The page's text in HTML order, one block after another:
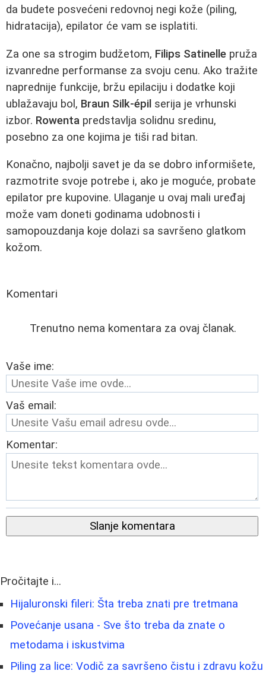
da budete posvećeni redovnoj negi kože (piling,
hidratacija), epilator će vam se isplatiti.
Za one sa strogim budžetom, Filips Satinelle pruža
izvanredne performanse za svoju cenu. Ako tražite
naprednije funkcije, bržu epilaciju i dodatke koji
ublažavaju bol, Braun Silk-épil serija je vrhunski
izbor. Rowenta predstavlja solidnu sredinu,
posebno za one kojima je tiši rad bitan.
Konačno, najbolji savet je da se dobro informišete,
razmotrite svoje potrebe i, ako je moguće, probate
epilator pre kupovine. Ulaganje u ovaj mali uređaj
može vam doneti godinama udobnosti i
samopouzdanja koje dolazi sa savršeno glatkom
kožom.
Komentari
Trenutno nema komentara za ovaj članak.
Vaše ime:
Vaš email:
Komentar:
Slanje komentara
Pročitajte i...
Hijaluronski fileri: Šta treba znati pre tretmana
Povećanje usana - Sve što treba da znate o
metodama i iskustvima
Piling za lice: Vodič za savršeno čistu i zdravu kožu